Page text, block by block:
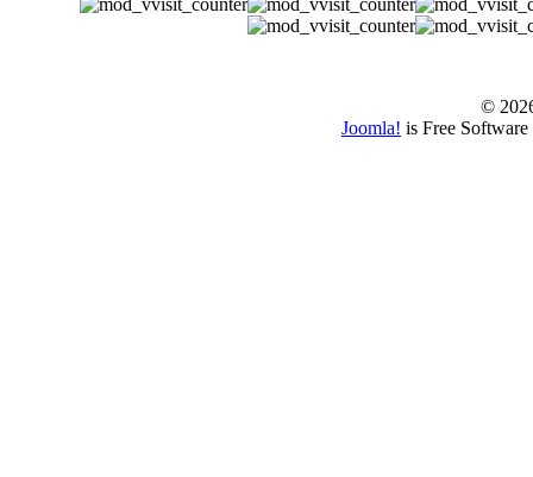
©
Joomla! is Free